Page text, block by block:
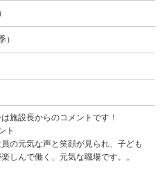
）
施設長からのコメントです！
ト
員の元気な声と笑顔が見られ、子ども
しんで働く、元気な職場です。。